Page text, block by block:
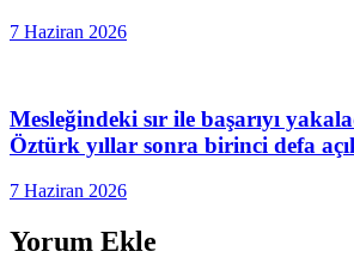
7 Haziran 2026
Mesleğindeki sır ile başarıyı
Öztürk yıllar sonra birinci defa
7 Haziran 2026
Yorum Ekle